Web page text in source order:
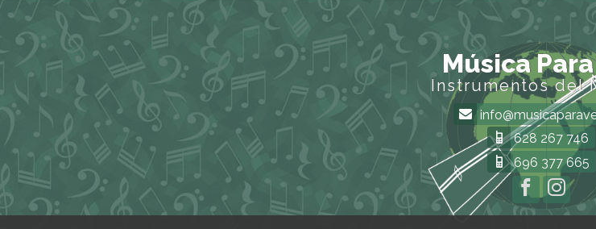
Música
Instrumentos del
628 267 746
696 377 665